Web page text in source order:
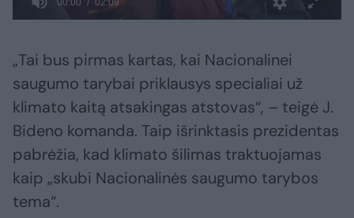
„Tai bus pirmas kartas, kai Nacionalinei
saugumo tarybai priklausys specialiai už
klimato kaitą atsakingas atstovas“, – teigė J.
Bideno komanda. Taip išrinktasis prezidentas
pabrėžia, kad klimato šilimas traktuojamas
kaip „skubi Nacionalinės saugumo tarybos
tema“.